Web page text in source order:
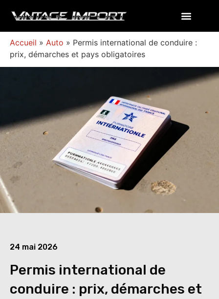
Accueil » Auto » Permis international de conduire :
prix, démarches et pays obligatoires
24 mai 2026
Permis international de
conduire : prix, démarches et